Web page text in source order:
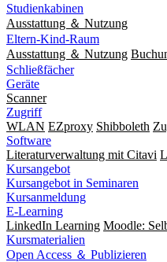
Studienkabinen
Ausstattung ＆ Nutzung
Eltern-Kind-Raum
Ausstattung ＆ Nutzung
Schließfächer
Geräte
Scanner
Zugriff
WLAN EZproxy Shibboleth
Software
Literaturverwaltung mit Citavi
Kursangebot
Kursangebot in Seminaren
Kursanmeldung
E-Learning
LinkedIn Learning Moodle:
Kursmaterialien
Open Access ＆ Publizieren